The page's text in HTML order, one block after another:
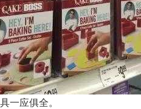
一应俱全。